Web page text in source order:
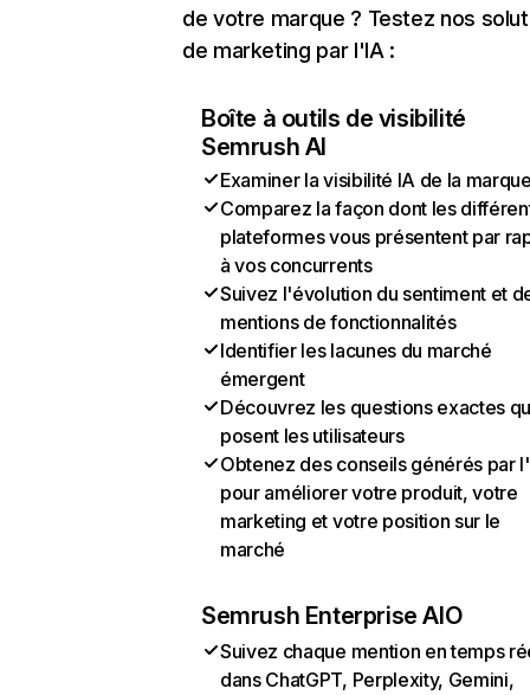
de votre marque ? Testez nos
de marketing par l'IA :
Boîte à outils de visibilité
Semrush AI
Examiner la visibilité IA de la
Comparez la façon dont les
plateformes vous présentent par
à vos concurrents
Suivez l'évolution du sentiment et
mentions de fonctionnalités
Identifier les lacunes du marché
émergent
Découvrez les questions exactes
posent les utilisateurs
Obtenez des conseils générés par
pour améliorer votre produit, votre
marketing et votre position sur le
marché
Semrush Enterprise AIO
Suivez chaque mention en temps
dans ChatGPT, Perplexity, Gemini,